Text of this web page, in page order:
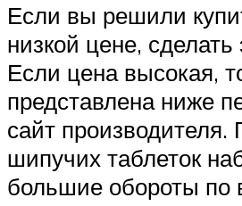
Если вы решили
низкой цене, сделать
Если цена высокая,
представлена ниже
сайт производителя.
шипучих таблеток
большие обороты по